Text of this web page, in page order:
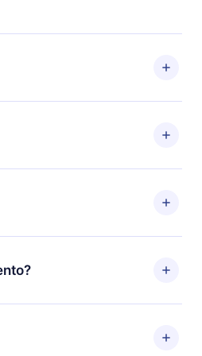
biblioteca. Se por algum
em contato com nossa
a compra e solicitar o
de cobrança. Por
anual, após confirmar a
e cobrado após o aniversário
nossa biblioteca de 2500+
que você pode ler ou
para iOS, Android e
você pode cancelar a